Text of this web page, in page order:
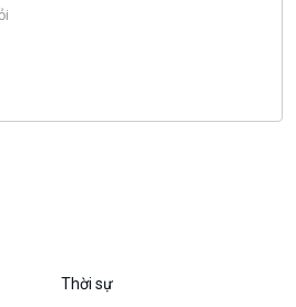
Câu chuyện thời sự
Thời sự